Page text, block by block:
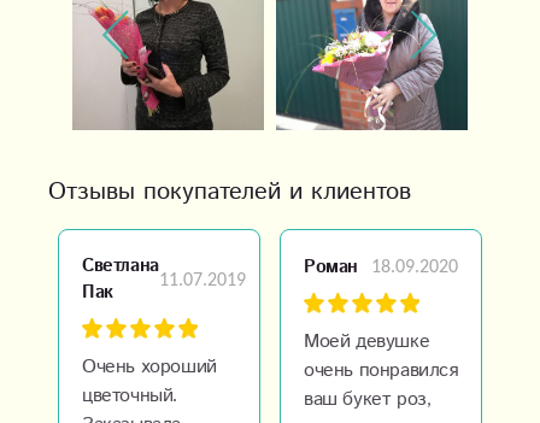
Отзывы покупателей и клиентов
Светлана
Пак
11.07.2019
Очень хороший
цветочный.
Роман 18.09.2020
Моей девушке
очень понравился
ваш букет роз,